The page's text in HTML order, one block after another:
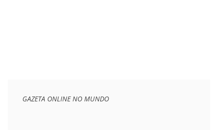
GAZETA ONLINE NO MUNDO